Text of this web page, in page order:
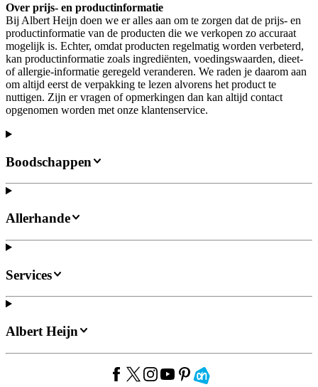
Over prijs- en productinformatie
Bij Albert Heijn doen we er alles aan om te zorgen dat de prijs- en
productinformatie van de producten die we verkopen zo accuraat
mogelijk is. Echter, omdat producten regelmatig worden verbeterd,
kan productinformatie zoals ingrediënten, voedingswaarden, dieet-
of allergie-informatie geregeld veranderen. We raden je daarom aan
om altijd eerst de verpakking te lezen alvorens het product te
nuttigen. Zijn er vragen of opmerkingen dan kan altijd contact
opgenomen worden met onze klantenservice.
Boodschappen
Allerhande
Services
Albert Heijn